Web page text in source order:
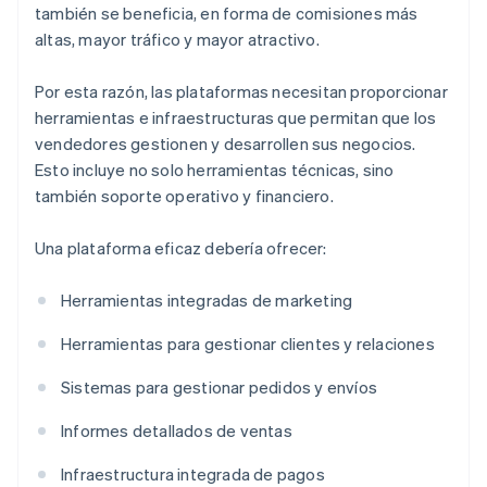
también se beneficia, en forma de comisiones más
altas, mayor tráfico y mayor atractivo.
Por esta razón, las plataformas necesitan proporcionar
herramientas e infraestructuras que permitan que los
vendedores gestionen y desarrollen sus negocios.
Esto incluye no solo herramientas técnicas, sino
también soporte operativo y financiero.
Una plataforma eficaz debería ofrecer:
Herramientas integradas de marketing
Herramientas para gestionar clientes y relaciones
Sistemas para gestionar pedidos y envíos
Informes detallados de ventas
Infraestructura integrada de pagos